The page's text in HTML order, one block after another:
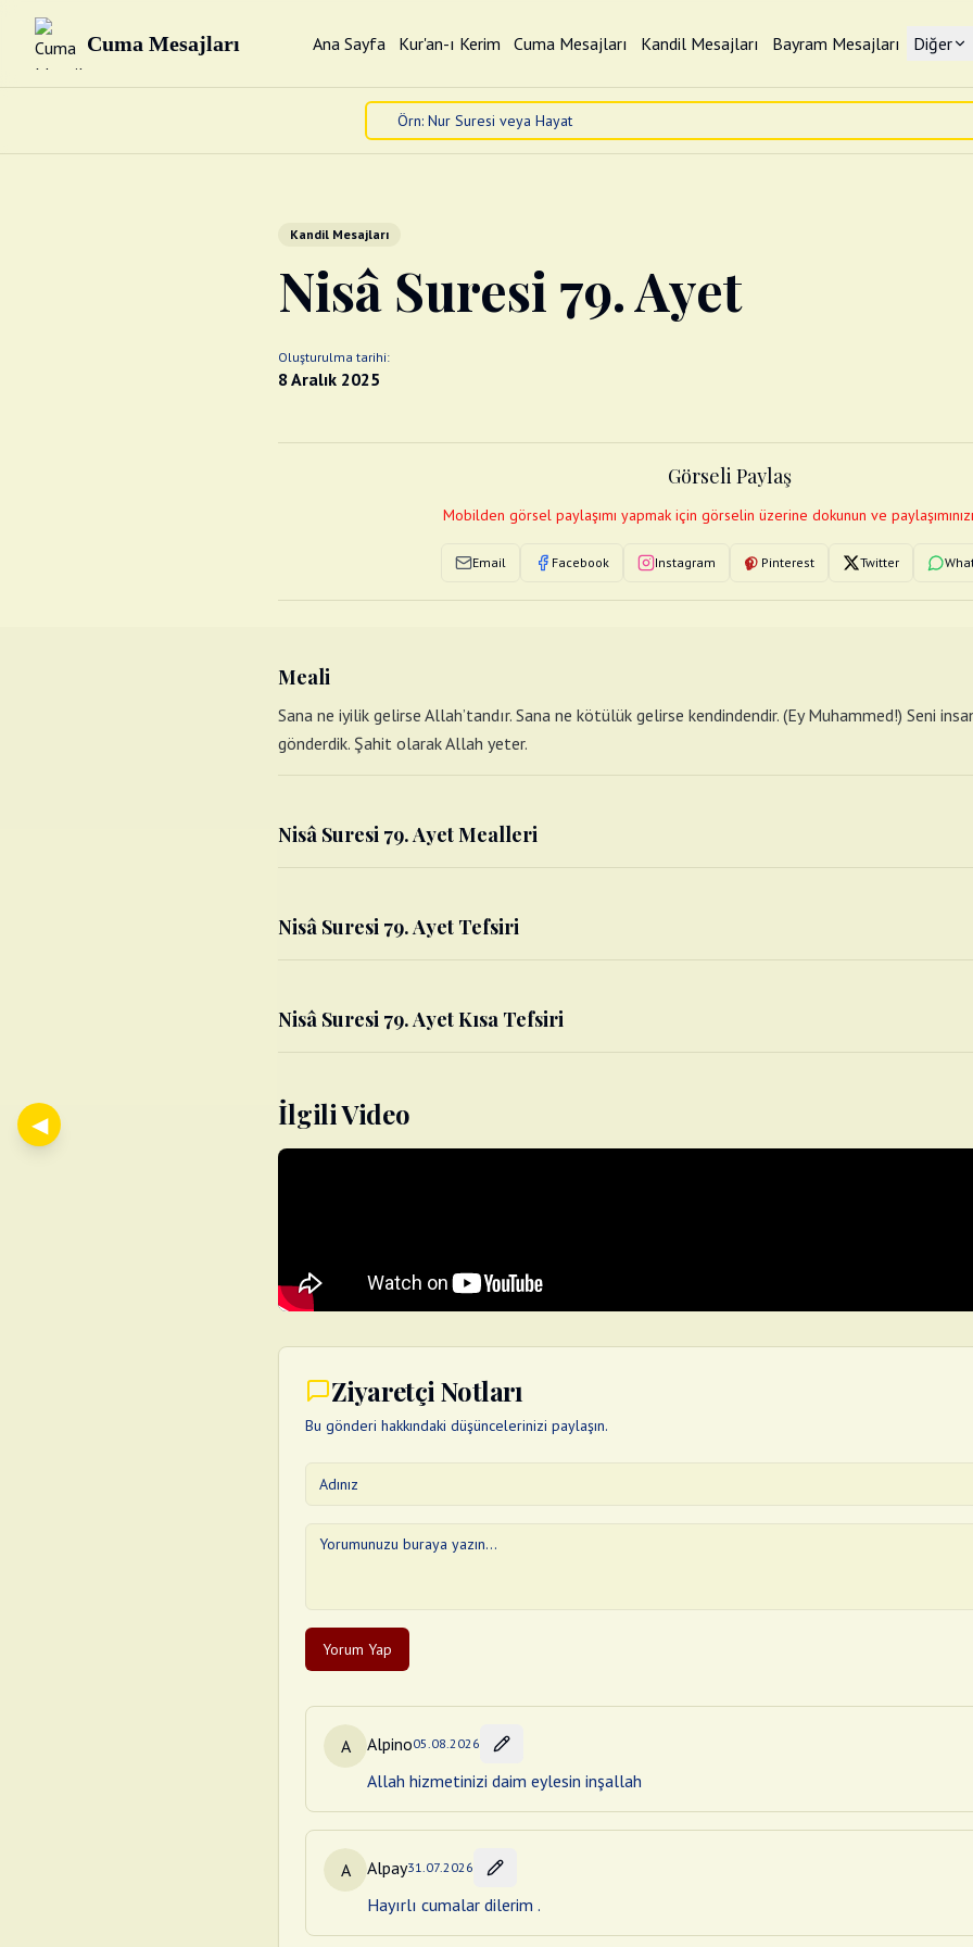
Cuma Mesajları Ana Sayfa Kur'an-ı Kerim Cuma Mesajları Kandil Mesajları Bayram Mesajları Diğer
Kandil Mesajları
Nisâ Suresi 79. Ayet
Oluşturulma tarihi:
8 Aralık 2025
Görseli Paylaş
Mobilden görsel paylaşımı yapmak için görselin üzerine dokunun ve
Email Facebook Instagram Pinterest Twitter
Meali
Sana ne iyilik gelirse Allah’tandır. Sana ne kötülük gelirse kendindendir. (Ey Muhammed!) Seni
gönderdik. Şahit olarak Allah yeter.
Nisâ Suresi 79. Ayet Mealleri
Nisâ Suresi 79. Ayet Tefsiri
Nisâ Suresi 79. Ayet Kısa Tefsiri
İlgili Video
Ziyaretçi Notları
Bu gönderi hakkındaki düşüncelerinizi paylaşın.
Yorum Yap
A Alpino05.08.2026
Allah hizmetinizi daim eylesin inşallah
A Alpay31.07.2026
Hayırlı cumalar dilerim .
◀